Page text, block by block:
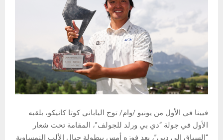
فيينا في الأول من يونيو /وام/ توج الياباني كوتا كانيكو، بلقبه
الأول في جولة “دي بي ورلد للجولف”، المقامة تحت شعار
“السباق إلى دبي”، بعد فوزه أمس ببطولة جبال الألب النمساوية